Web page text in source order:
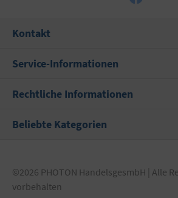
Kontakt
Service-Informationen
Rechtliche Informationen
Beliebte Kategorien
©2026 PHOTON HandelsgesmbH | Alle
vorbehalten